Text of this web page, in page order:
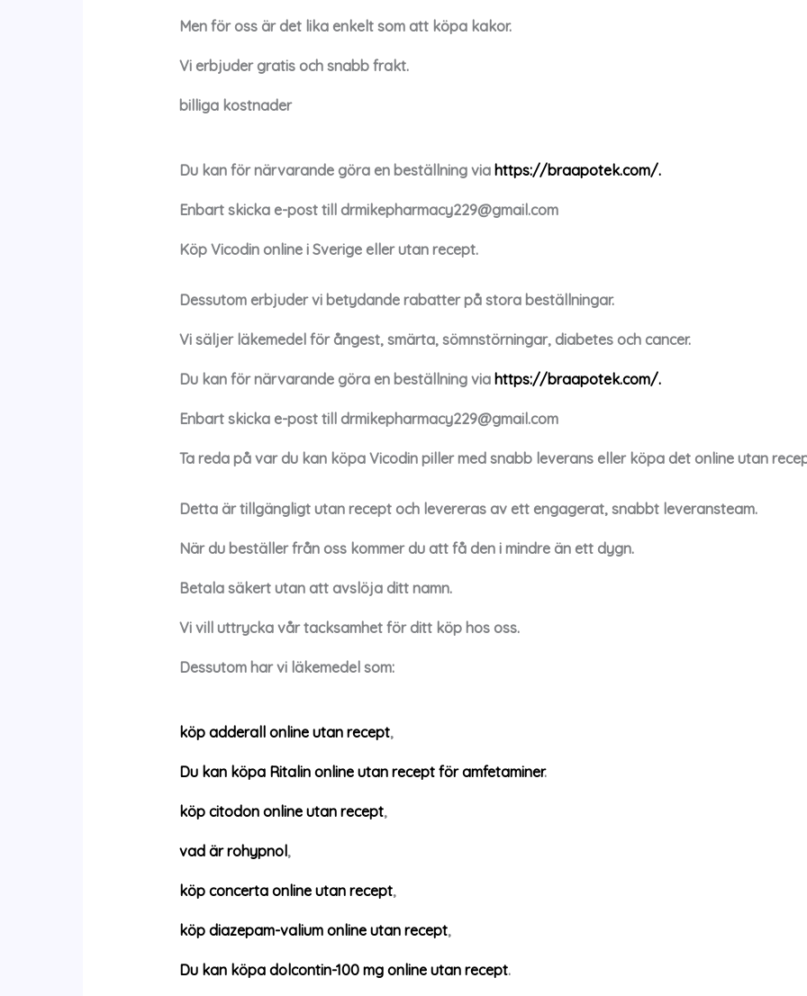
Men för oss är det lika enkelt som att köpa kakor.
Vi erbjuder gratis och snabb frakt.
billiga kostnader
Du kan för närvarande göra en beställning via https://braapotek.com/.
Enbart skicka e-post till drmikepharmacy229@gmail.com
Köp Vicodin online i Sverige eller utan recept.
Dessutom erbjuder vi betydande rabatter på stora beställningar.
Vi säljer läkemedel för ångest, smärta, sömnstörningar, diabetes och cancer.
Du kan för närvarande göra en beställning via https://braapotek.com/.
Enbart skicka e-post till drmikepharmacy229@gmail.com
Ta reda på var du kan köpa Vicodin piller med snabb leverans eller köpa det online utan
Detta är tillgängligt utan recept och levereras av ett engagerat, snabbt leveransteam.
När du beställer från oss kommer du att få den i mindre än ett dygn.
Betala säkert utan att avslöja ditt namn.
Vi vill uttrycka vår tacksamhet för ditt köp hos oss.
Dessutom har vi läkemedel som:
köp adderall online utan recept,
Du kan köpa Ritalin online utan recept för amfetaminer.
köp citodon online utan recept,
vad är rohypnol,
köp concerta online utan recept,
köp diazepam-valium online utan recept,
Du kan köpa dolcontin-100 mg online utan recept.